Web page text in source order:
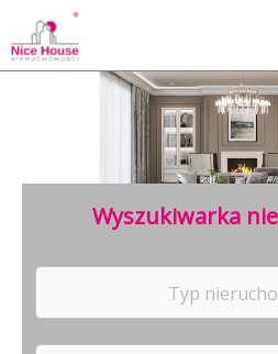
Wyszukiwarka
Typ